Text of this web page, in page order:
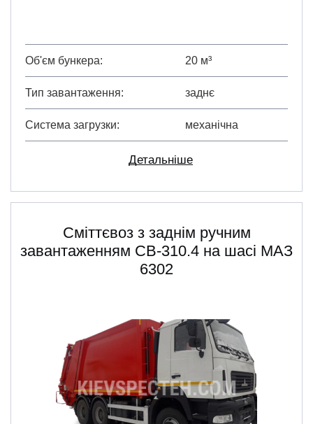
Об'єм бункера 20 м³
Тип завантаження заднє
Система загрузки механічна
Детальніше
Сміттєвоз з заднім ручним
завантаженням СВ-310.4 на шасі МАЗ
6302